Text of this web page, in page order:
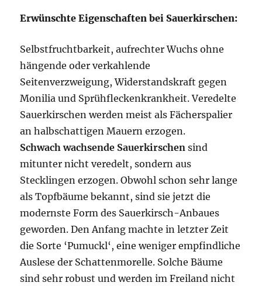
Erwünschte Eigenschaften bei Sauerkirschen:
Selbstfruchtbarkeit, aufrechter Wuchs ohne
hängende oder verkahlende
Seitenverzweigung, Widerstandskraft gegen
Monilia und Sprühfleckenkrankheit. Veredelte
Sauerkirschen werden meist als Fächerspalier
an halbschattigen Mauern erzogen.
Schwach wachsende Sauerkirschen sind
mitunter nicht veredelt, sondern aus
Stecklingen erzogen. Obwohl schon sehr lange
als Topfbäume bekannt, sind sie jetzt die
modernste Form des Sauerkirsch-Anbaues
geworden. Den Anfang machte in letzter Zeit
die Sorte ‘Pumuckl‘, eine weniger empfindliche
Auslese der Schattenmorelle. Solche Bäume
sind sehr robust und werden im Freiland nicht